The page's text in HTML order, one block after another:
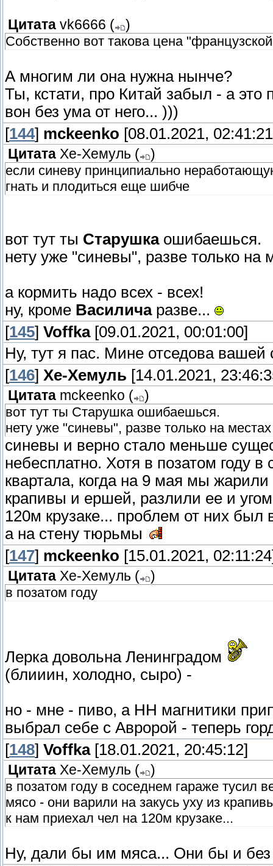
Цитата vk6666 (
)
Собственно вот такова цена
А многим ли она нужна нынче?
Ты, кстати, про Китай забыл - а
вон без ума от него... )))
[144] mckeenko [08.01.2021,
Цитата Хе-Хемуль (
)
если синеву принципиально
гнать и плодиться еще шибче
вот тут ты Старушкаошибаешься.
нету уже "синевы", разве только на
а кормить надо всех - всех!
ну, кроме Василича разве...
[145] Voffka[09.01.2021, 00:01:00]
Ну, тут я пас. Мине отседова
[146] Хе-Хемуль [14.01.2021,
Цитата mckeenko (
)
вот тут ты Старушка ошибаешься.
нету уже "синевы", разве только на
синевы и верно стало меньше
небесплатно. Хотя в позатом году
квартала, когда на 9 мая мы
крапивы и ершей, разлили ее и
120м крузаке... проблем от них был
а на стену тюрьмы
[147] mckeenko [15.01.2021,
Цитата Хе-Хемуль (
)
в позатом году
Лерка довольна Ленинградом
(блииин, холодно, сыро) -
но - мне - пиво, а НН магнитики
выбрал себе с Авророй - теперь
[148] Voffka[18.01.2021, 20:45:12]
Цитата Хе-Хемуль (
)
в позатом году в соседнем гараже тусил
мясо - они варили на закусь уху из
к нам приехал чел на 120м крузаке...
Ну, дали бы им мяса... Они бы и без